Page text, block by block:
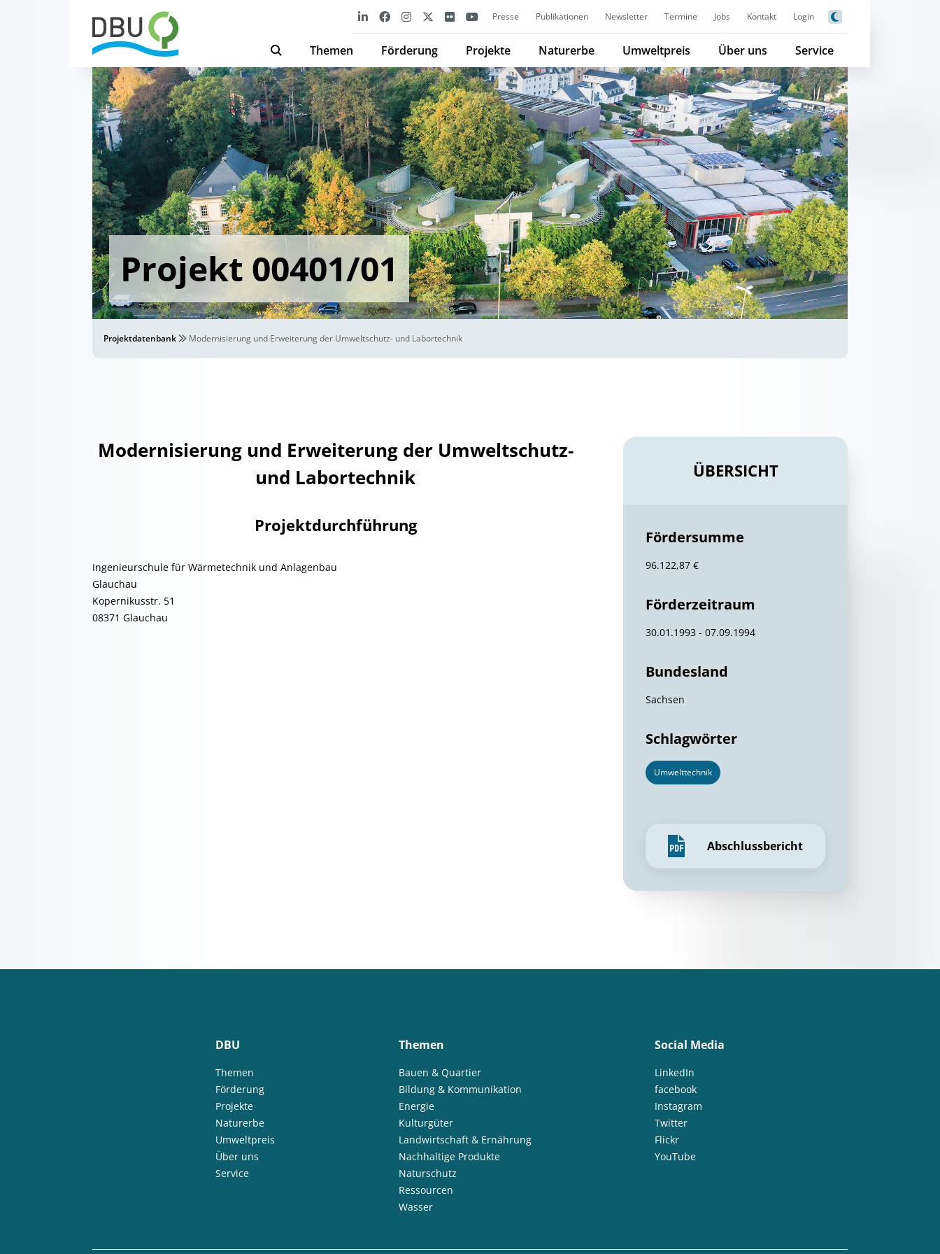
Presse Publikationen Newsletter Termine Jobs Kontakt Login
Themen Förderung Projekte Naturerbe Umweltpreis Über uns Service
Projekt 00401/01
Projektdatenbank Modernisierung und Erweiterung der Umweltschutz- und Labortechnik
Modernisierung und Erweiterung der Umweltschutz-
und Labortechnik
Projektdurchführung
Ingenieurschule für Wärmetechnik und Anlagenbau
Glauchau
Kopernikusstr. 51
08371 Glauchau
ÜBERSICHT
Fördersumme
96.122,87 €
Förderzeitraum
30.01.1993 - 07.09.1994
Bundesland
Sachsen
Schlagwörter
Umwelttechnik
Abschlussbericht
DBU
Themen
Förderung
Projekte
Naturerbe
Umweltpreis
Über uns
Service
Themen
Bauen & Quartier
Bildung & Kommunikation
Energie
Kulturgüter
Landwirtschaft & Ernährung
Nachhaltige Produkte
Naturschutz
Ressourcen
Wasser
Social Media
LinkedIn
facebook
Instagram
Twitter
Flickr
YouTube